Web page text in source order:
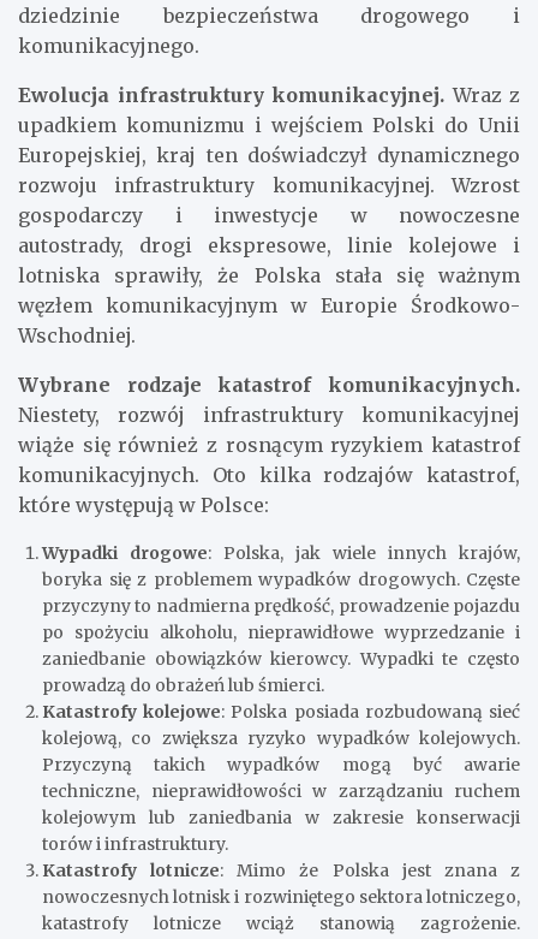
dziedzinie bezpieczeństwa drogowego i
komunikacyjnego.
Ewolucja infrastruktury komunikacyjnej.Wraz z
upadkiem komunizmu i wejściem Polski do Unii
Europejskiej, kraj ten doświadczył dynamicznego
rozwoju infrastruktury komunikacyjnej. Wzrost
gospodarczy i inwestycje w nowoczesne
autostrady, drogi ekspresowe, linie kolejowe i
lotniska sprawiły, że Polska stała się ważnym
węzłem komunikacyjnym w Europie Środkowo-
Wschodniej.
Wybrane rodzaje katastrof komunikacyjnych.
Niestety, rozwój infrastruktury komunikacyjnej
wiąże się również z rosnącym ryzykiem katastrof
komunikacyjnych. Oto kilka rodzajów katastrof,
które występują w Polsce:
Wypadki drogowe: Polska, jak wiele innych krajów,
boryka się z problemem wypadków drogowych. Częste
przyczyny to nadmierna prędkość, prowadzenie pojazdu
po spożyciu alkoholu, nieprawidłowe wyprzedzanie i
zaniedbanie obowiązków kierowcy. Wypadki te często
prowadzą do obrażeń lub śmierci.
Katastrofy kolejowe: Polska posiada rozbudowaną sieć
kolejową, co zwiększa ryzyko wypadków kolejowych.
Przyczyną takich wypadków mogą być awarie
techniczne, nieprawidłowości w zarządzaniu ruchem
kolejowym lub zaniedbania w zakresie konserwacji
torów i infrastruktury.
Katastrofy lotnicze: Mimo że Polska jest znana z
nowoczesnych lotnisk i rozwiniętego sektora lotniczego,
katastrofy lotnicze wciąż stanowią zagrożenie.